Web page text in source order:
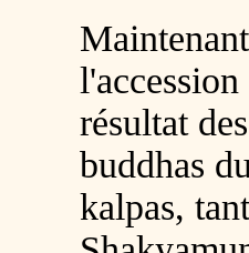
résultat
buddhas
kalpas,